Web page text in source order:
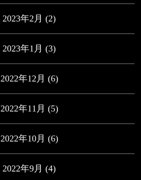
2023年2月 (2)
2023年1月 (3)
2022年12月 (6)
2022年11月 (5)
2022年10月 (6)
2022年9月 (4)